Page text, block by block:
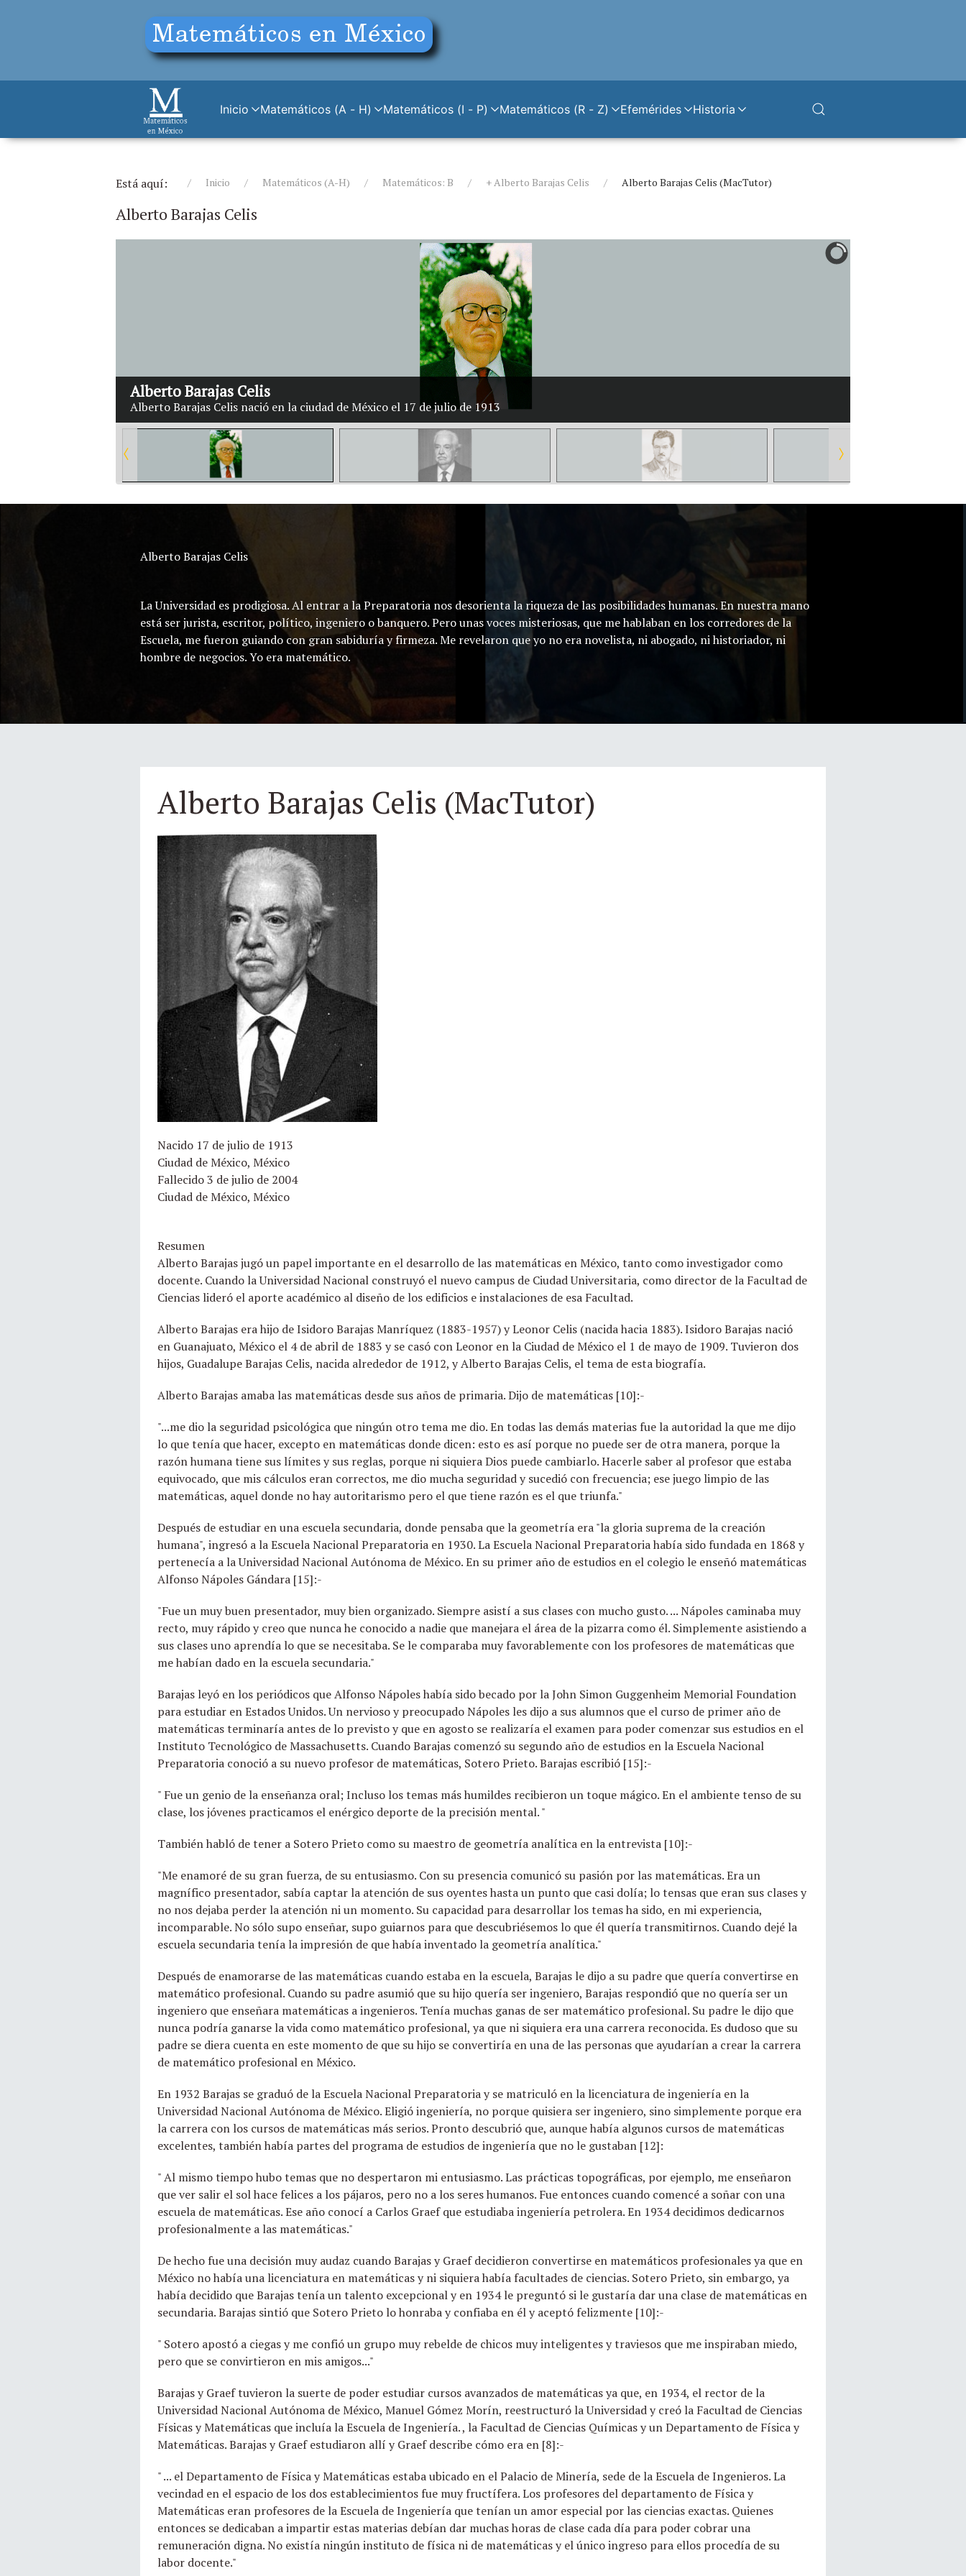
Inicio Matemáticos (A - H) Matemáticos (I - P) Matemáticos (R - Z) Efemérides Historia
Está aquí: Inicio Matemáticos (A-H) Matemáticos: B + Alberto Barajas Celis Alberto Barajas Celis (MacTutor)
Alberto Barajas Celis
Alberto Barajas Celis
Alberto Barajas Celis nació en la ciudad de México el 17 de julio de 1913
Alberto Barajas Celis
La Universidad es prodigiosa. Al entrar a la Preparatoria nos desorienta la riqueza de las posibilidades humanas. En nuestra mano
está ser jurista, escritor, político, ingeniero o banquero. Pero unas voces misteriosas, que me hablaban en los corredores de la
Escuela, me fueron guiando con gran sabiduría y firmeza. Me revelaron que yo no era novelista, ni abogado, ni historiador, ni
hombre de negocios. Yo era matemático.
Alberto Barajas Celis (MacTutor)
Nacido 17 de julio de 1913
Ciudad de México, México
Fallecido 3 de julio de 2004
Ciudad de México, México
Resumen
Alberto Barajas jugó un papel importante en el desarrollo de las matemáticas en México, tanto como investigador como
docente. Cuando la Universidad Nacional construyó el nuevo campus de Ciudad Universitaria, como director de la Facultad de
Ciencias lideró el aporte académico al diseño de los edificios e instalaciones de esa Facultad.
Alberto Barajas era hijo de Isidoro Barajas Manríquez (1883-1957) y Leonor Celis (nacida hacia 1883). Isidoro Barajas nació
en Guanajuato, México el 4 de abril de 1883 y se casó con Leonor en la Ciudad de México el 1 de mayo de 1909. Tuvieron dos
hijos, Guadalupe Barajas Celis, nacida alrededor de 1912, y Alberto Barajas Celis, el tema de esta biografía.
Alberto Barajas amaba las matemáticas desde sus años de primaria. Dijo de matemáticas [10]:-
"...me dio la seguridad psicológica que ningún otro tema me dio. En todas las demás materias fue la autoridad la que me dijo
lo que tenía que hacer, excepto en matemáticas donde dicen: esto es así porque no puede ser de otra manera, porque la
razón humana tiene sus límites y sus reglas, porque ni siquiera Dios puede cambiarlo. Hacerle saber al profesor que estaba
equivocado, que mis cálculos eran correctos, me dio mucha seguridad y sucedió con frecuencia; ese juego limpio de las
matemáticas, aquel donde no hay autoritarismo pero el que tiene razón es el que triunfa."
Después de estudiar en una escuela secundaria, donde pensaba que la geometría era "la gloria suprema de la creación
humana", ingresó a la Escuela Nacional Preparatoria en 1930. La Escuela Nacional Preparatoria había sido fundada en 1868 y
pertenecía a la Universidad Nacional Autónoma de México. En su primer año de estudios en el colegio le enseñó matemáticas
Alfonso Nápoles Gándara [15]:-
"Fue un muy buen presentador, muy bien organizado. Siempre asistí a sus clases con mucho gusto. ... Nápoles caminaba muy
recto, muy rápido y creo que nunca he conocido a nadie que manejara el área de la pizarra como él. Simplemente asistiendo a
sus clases uno aprendía lo que se necesitaba. Se le comparaba muy favorablemente con los profesores de matemáticas que
me habían dado en la escuela secundaria."
Barajas leyó en los periódicos que Alfonso Nápoles había sido becado por la John Simon Guggenheim Memorial Foundation
para estudiar en Estados Unidos. Un nervioso y preocupado Nápoles les dijo a sus alumnos que el curso de primer año de
matemáticas terminaría antes de lo previsto y que en agosto se realizaría el examen para poder comenzar sus estudios en el
Instituto Tecnológico de Massachusetts. Cuando Barajas comenzó su segundo año de estudios en la Escuela Nacional
Preparatoria conoció a su nuevo profesor de matemáticas, Sotero Prieto. Barajas escribió [15]:-
" Fue un genio de la enseñanza oral; Incluso los temas más humildes recibieron un toque mágico. En el ambiente tenso de su
clase, los jóvenes practicamos el enérgico deporte de la precisión mental. "
También habló de tener a Sotero Prieto como su maestro de geometría analítica en la entrevista [10]:-
"Me enamoré de su gran fuerza, de su entusiasmo. Con su presencia comunicó su pasión por las matemáticas. Era un
magnífico presentador, sabía captar la atención de sus oyentes hasta un punto que casi dolía; lo tensas que eran sus clases y
no nos dejaba perder la atención ni un momento. Su capacidad para desarrollar los temas ha sido, en mi experiencia,
incomparable. No sólo supo enseñar, supo guiarnos para que descubriésemos lo que él quería transmitirnos. Cuando dejé la
escuela secundaria tenía la impresión de que había inventado la geometría analítica."
Después de enamorarse de las matemáticas cuando estaba en la escuela, Barajas le dijo a su padre que quería convertirse en
matemático profesional. Cuando su padre asumió que su hijo quería ser ingeniero, Barajas respondió que no quería ser un
ingeniero que enseñara matemáticas a ingenieros. Tenía muchas ganas de ser matemático profesional. Su padre le dijo que
nunca podría ganarse la vida como matemático profesional, ya que ni siquiera era una carrera reconocida. Es dudoso que su
padre se diera cuenta en este momento de que su hijo se convertiría en una de las personas que ayudarían a crear la carrera
de matemático profesional en México.
En 1932 Barajas se graduó de la Escuela Nacional Preparatoria y se matriculó en la licenciatura de ingeniería en la
Universidad Nacional Autónoma de México. Eligió ingeniería, no porque quisiera ser ingeniero, sino simplemente porque era
la carrera con los cursos de matemáticas más serios. Pronto descubrió que, aunque había algunos cursos de matemáticas
excelentes, también había partes del programa de estudios de ingeniería que no le gustaban [12]:
" Al mismo tiempo hubo temas que no despertaron mi entusiasmo. Las prácticas topográficas, por ejemplo, me enseñaron
que ver salir el sol hace felices a los pájaros, pero no a los seres humanos. Fue entonces cuando comencé a soñar con una
escuela de matemáticas. Ese año conocí a Carlos Graef que estudiaba ingeniería petrolera. En 1934 decidimos dedicarnos
profesionalmente a las matemáticas."
De hecho fue una decisión muy audaz cuando Barajas y Graef decidieron convertirse en matemáticos profesionales ya que en
México no había una licenciatura en matemáticas y ni siquiera había facultades de ciencias. Sotero Prieto, sin embargo, ya
había decidido que Barajas tenía un talento excepcional y en 1934 le preguntó si le gustaría dar una clase de matemáticas en
secundaria. Barajas sintió que Sotero Prieto lo honraba y confiaba en él y aceptó felizmente [10]:-
" Sotero apostó a ciegas y me confió un grupo muy rebelde de chicos muy inteligentes y traviesos que me inspiraban miedo,
pero que se convirtieron en mis amigos..."
Barajas y Graef tuvieron la suerte de poder estudiar cursos avanzados de matemáticas ya que, en 1934, el rector de la
Universidad Nacional Autónoma de México, Manuel Gómez Morín, reestructuró la Universidad y creó la Facultad de Ciencias
Físicas y Matemáticas que incluía la Escuela de Ingeniería. , la Facultad de Ciencias Químicas y un Departamento de Física y
Matemáticas. Barajas y Graef estudiaron allí y Graef describe cómo era en [8]:-
" ... el Departamento de Física y Matemáticas estaba ubicado en el Palacio de Minería, sede de la Escuela de Ingenieros. La
vecindad en el espacio de los dos establecimientos fue muy fructífera. Los profesores del departamento de Física y
Matemáticas eran profesores de la Escuela de Ingeniería que tenían un amor especial por las ciencias exactas. Quienes
entonces se dedicaban a impartir estas materias debían dar muchas horas de clase cada día para poder cobrar una
remuneración digna. No existía ningún instituto de física ni de matemáticas y el único ingreso para ellos procedía de su
labor docente."